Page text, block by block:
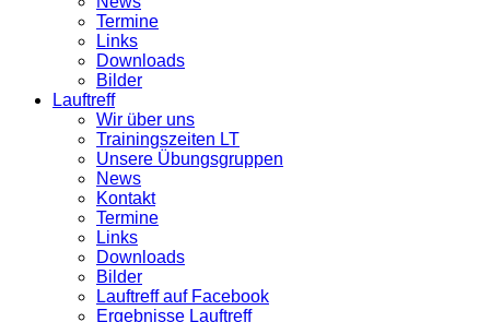
Termine
Links
Downloads
Bilder
Lauftreff
Wir über uns
Trainingszeiten LT
Unsere Übungsgruppen
News
Kontakt
Termine
Links
Downloads
Bilder
Lauftreff auf Facebook
Ergebnisse Lauftreff